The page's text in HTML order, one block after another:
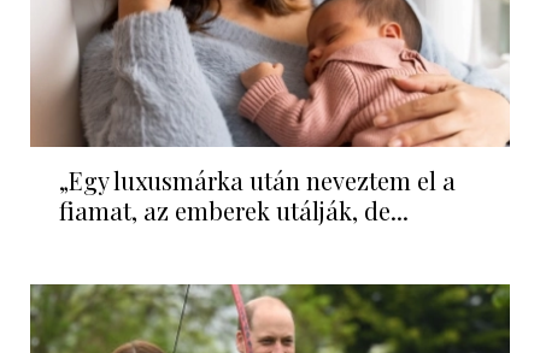
„Egy luxusmárka után neveztem el a
fiamat, az emberek utálják, de...